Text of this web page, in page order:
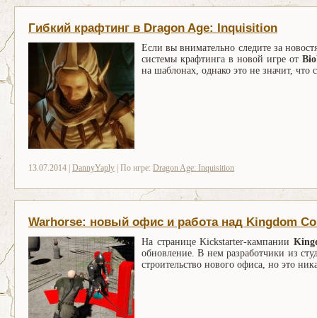
Гибкий крафтинг в Dragon Age: Inquisition
Если вы внимательно следите за
системы крафтинга в новой игре от
на шаблонах, однако это не значит, что
13.07.2014 | DannyYaply | По игре: Dragon Age: Inquisition
Warhorse: новый офис и работа над Kingdom
На странице Kickstarter-кампании
обновление. В нем разработчики из
строительство нового офиса, но это